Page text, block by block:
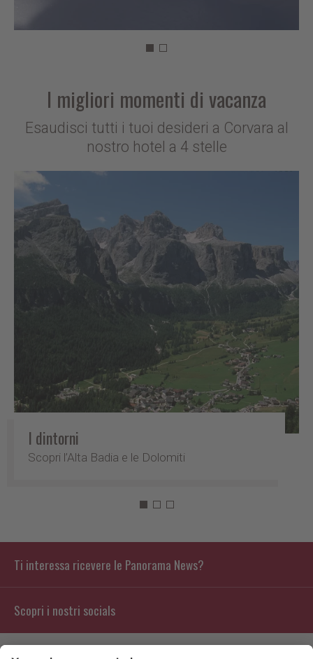
I migliori momenti di vacanza
Esaudisci tutti i tuoi desideri a Corvara al
nostro hotel a 4 stelle
I dintorni
Scopri l’Alta Badia e le Dolomiti
Ti interessa ricevere le Panorama News?
Scopri i nostri socials
Contatto